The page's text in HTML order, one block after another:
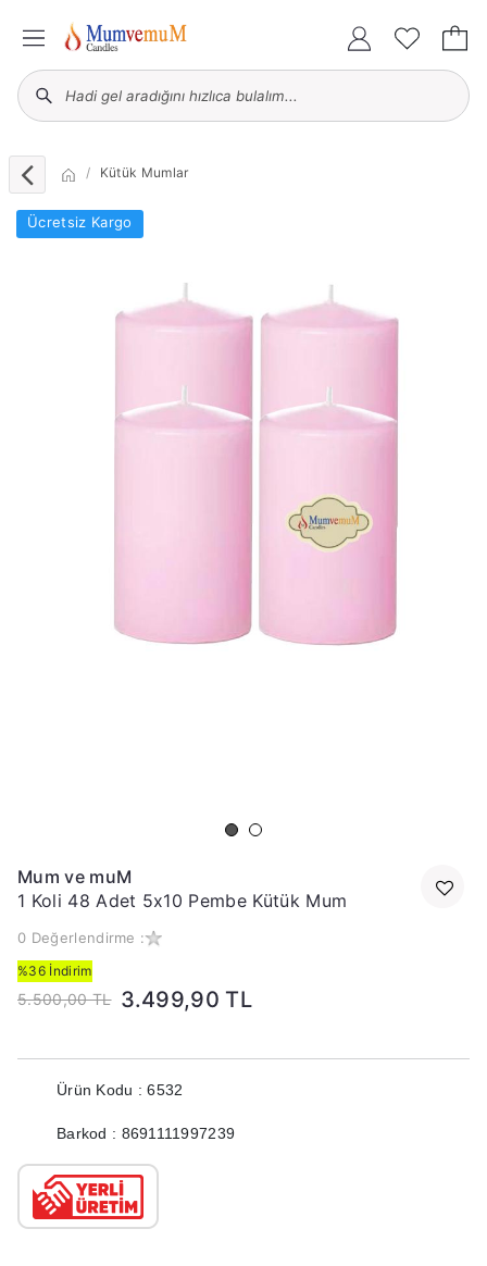
Kütük Mumlar
Ücretsiz Kargo
Mum ve muM
1 Koli 48 Adet 5x10 Pembe Kütük Mum
0 Değerlendirme :
%36 İndirim
5.500,00 TL 3.499,90 TL
Ürün Kodu : 6532
Barkod : 8691111997239